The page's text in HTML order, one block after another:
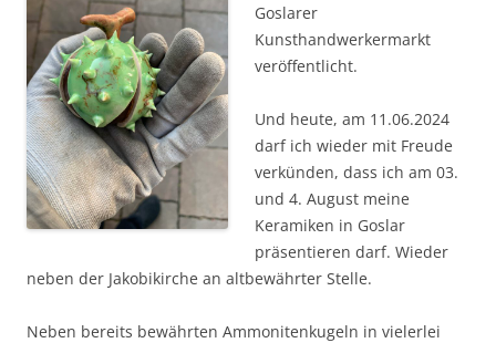
Goslarer
Kunsthandwerkermarkt
veröffentlicht.
Und heute, am 11.06.2024
darf ich wieder mit Freude
verkünden, dass ich am 03.
und 4. August meine
Keramiken in Goslar
präsentieren darf. Wieder
neben der Jakobikirche an altbewährter Stelle.
Neben bereits bewährten Ammonitenkugeln in vielerlei